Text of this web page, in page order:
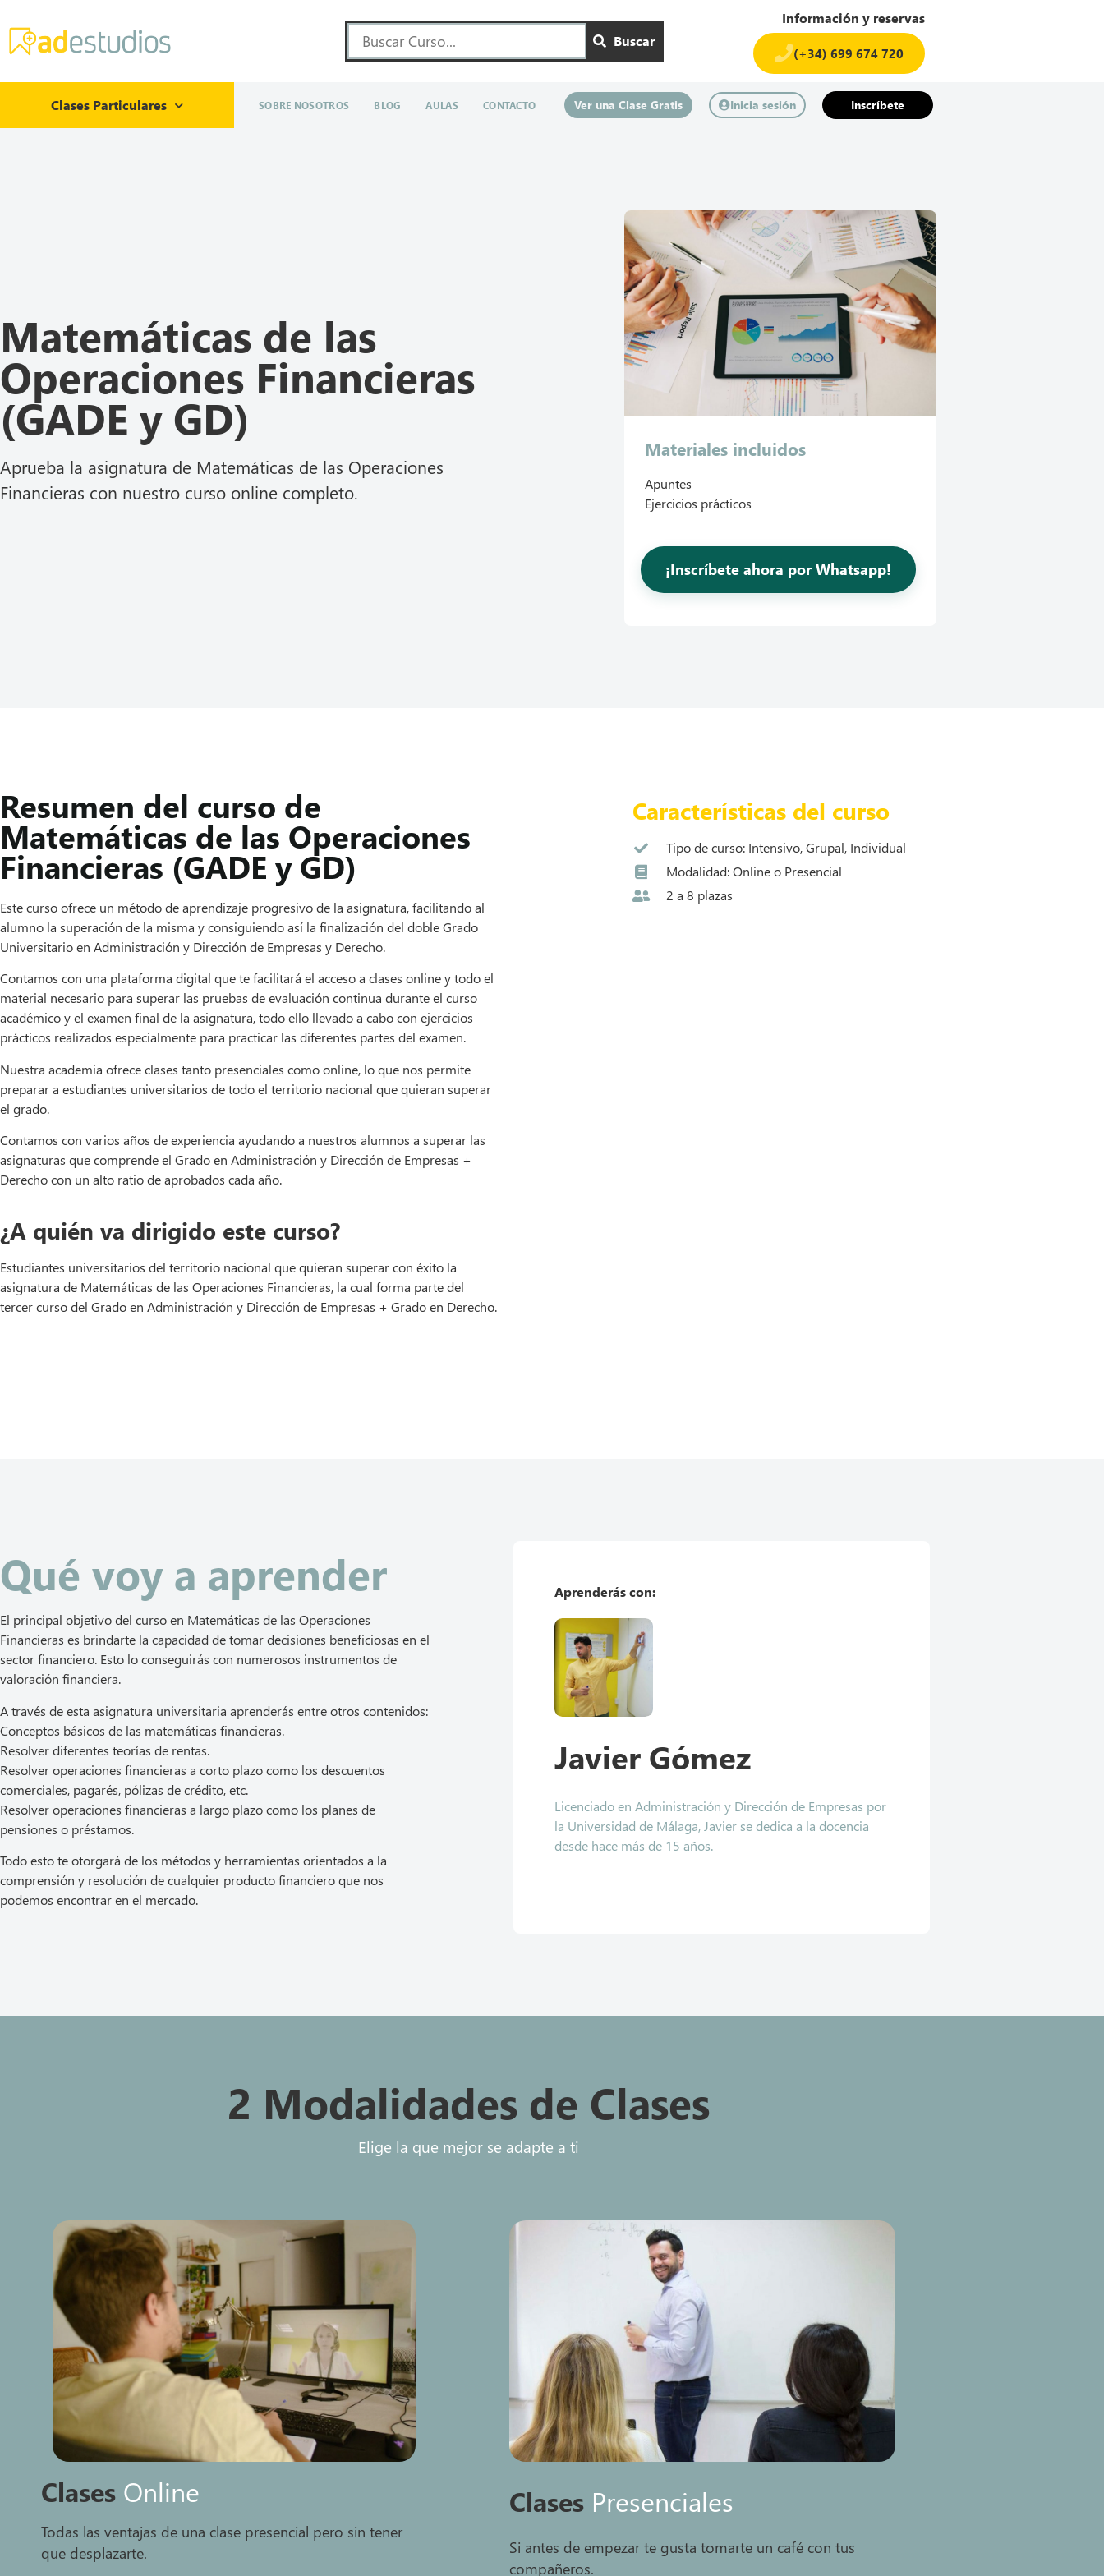
Buscar
Información y reservas
(+34) 699 674 720​
Clases Particulares SOBRE NOSOTROS BLOG AULAS CONTACTO Ver una Clase Gratis Inicia sesión Inscríbete
Matemáticas de las
Operaciones Financieras
(GADE y GD)
Aprueba la asignatura de Matemáticas de las Operaciones
Financieras con nuestro curso online completo.
Materiales incluidos
Apuntes
Ejercicios prácticos
¡Inscríbete ahora por Whatsapp!
Resumen del curso de
Matemáticas de las Operaciones
Financieras (GADE y GD)
Este curso ofrece un método de aprendizaje progresivo de la asignatura, facilitando al
alumno la superación de la misma y consiguiendo así la finalización del doble Grado
Universitario en Administración y Dirección de Empresas y Derecho.
Contamos con una plataforma digital que te facilitará el acceso a clases online y todo el
material necesario para superar las pruebas de evaluación continua durante el curso
académico y el examen final de la asignatura, todo ello llevado a cabo con ejercicios
prácticos realizados especialmente para practicar las diferentes partes del examen.
Nuestra academia ofrece clases tanto presenciales como online, lo que nos permite
preparar a estudiantes universitarios de todo el territorio nacional que quieran superar
el grado.
Contamos con varios años de experiencia ayudando a nuestros alumnos a superar las
asignaturas que comprende el Grado en Administración y Dirección de Empresas +
Derecho con un alto ratio de aprobados cada año.
¿A quién va dirigido este curso?
Estudiantes universitarios del territorio nacional que quieran superar con éxito la
asignatura de Matemáticas de las Operaciones Financieras, la cual forma parte del
tercer curso del Grado en Administración y Dirección de Empresas + Grado en Derecho.
Características del curso
Tipo de curso: Intensivo, Grupal, Individual
Modalidad: Online o Presencial
2 a 8 plazas
Qué voy a aprender
El principal objetivo del curso en Matemáticas de las Operaciones
Financieras es brindarte la capacidad de tomar decisiones beneficiosas en el
sector financiero. Esto lo conseguirás con numerosos instrumentos de
valoración financiera.
A través de esta asignatura universitaria aprenderás entre otros contenidos:
Conceptos básicos de las matemáticas financieras.
Resolver diferentes teorías de rentas.
Resolver operaciones financieras a corto plazo como los descuentos
comerciales, pagarés, pólizas de crédito, etc.
Resolver operaciones financieras a largo plazo como los planes de
pensiones o préstamos.
Todo esto te otorgará de los métodos y herramientas orientados a la
comprensión y resolución de cualquier producto financiero que nos
podemos encontrar en el mercado.
Aprenderás con:
Javier Gómez
Licenciado en Administración y Dirección de Empresas por
la Universidad de Málaga, Javier se dedica a la docencia
desde hace más de 15 años.
2 Modalidades de Clases
Elige la que mejor se adapte a ti
Clases Online
Todas las ventajas de una clase presencial pero sin tener
que desplazarte.
Clases Presenciales
Si antes de empezar te gusta tomarte un café con tus
compañeros.